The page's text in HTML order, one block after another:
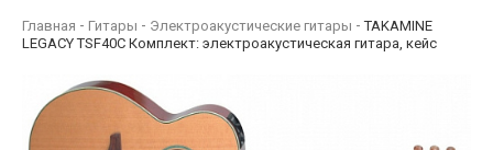
Главная Гитары Электроакустические гитары
TAKAMINE
LEGACY TSF40C Комплект: электроакустическая гитара, кейс